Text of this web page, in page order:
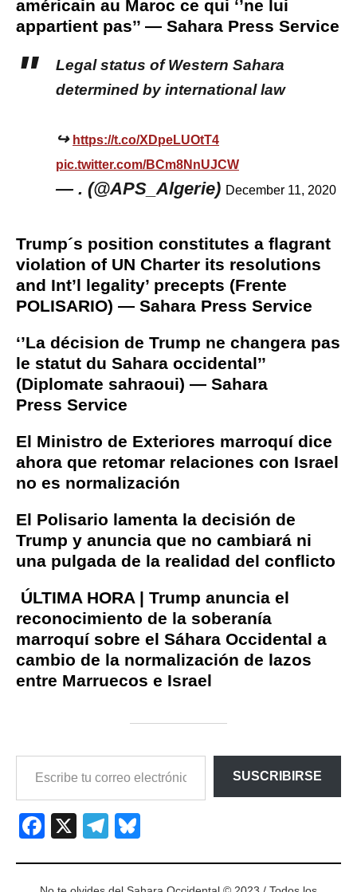
américain au Maroc ce qui ‘’ne lui
appartient pas’’ — Sahara Press Service
Legal status of Western Sahara
determined by international law
↪ https://t.co/XDpeLUOtT4
pic.twitter.com/BCm8NnUJCW
— . (@APS_Algerie) December 11, 2020
Trump´s position constitutes a flagrant
violation of UN Charter its resolutions
and Int’l legality’ precepts (Frente
POLISARIO) — Sahara Press Service
‘’La décision de Trump ne changera pas
le statut du Sahara occidental’’
(Diplomate sahraoui) — Sahara
Press Service
El Ministro de Exteriores marroquí dice
ahora que retomar relaciones con Israel
no es normalización
El Polisario lamenta la decisión de
Trump y anuncia que no cambiará ni
una pulgada de la realidad del conflicto
ÚLTIMA HORA | Trump anuncia el
reconocimiento de la soberanía
marroquí sobre el Sáhara Occidental a
cambio de la normalización de lazos
entre Marruecos e Israel
SUSCRIBIRSE
Facebook
X Telegram